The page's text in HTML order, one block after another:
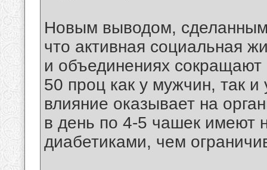
Новым выводом,
что активная социальная
и объединениях
50 проц как у мужчин, так
влияние оказывает на
в день по 4-5 чашек имеют
диабетиками, чем